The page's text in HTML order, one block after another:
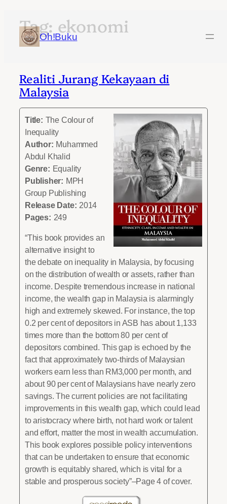
Skip
content
Oh!Buku
Tag: ekonomi
Realiti Jurang Kekayaan di
Malaysia
Title: The Colour of
Inequality
Author: Muhammed
Abdul Khalid
Genre: Equality
Publisher: MPH
Group Publishing
Release Date: 2014
Pages: 249
“This book provides an
alternative insight to
the debate on inequality in Malaysia, by focusing
on the distribution of wealth or assets, rather than
income. Despite tremendous increase in national
income, the wealth gap in Malaysia is alarmingly
high and extremely skewed. For instance, the top
0.2 per cent of depositors in ASB has about 1,133
times more than the bottom 80 per cent of
depositors combined. This gap is echoed by the
fact that approximately two-thirds of Malaysian
workers earn less than RM3,000 per month, and
about 90 per cent of Malaysians have nearly zero
savings. The current policies are not facilitating
improvements in this wealth gap, which could lead
to aristocracy where birth, not hard work or talent
and effort, matter the most in wealth accumulation.
This book explores possible policy interventions
that can be undertaken to ensure that economic
growth is equitably shared, which is vital for a
stable and prosperous society”–Page 4 of cover.